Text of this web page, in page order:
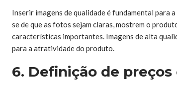
Inserir imagens de qualidade é fundamental para
se de que as fotos sejam claras, mostrem o
características importantes. Imagens de alta
para a atratividade do produto.
6. Definição de